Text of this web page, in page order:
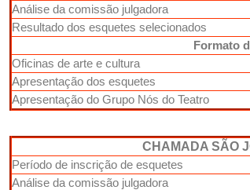
Análise da comissão julgadora
Resultado dos esquetes selecionados
Formato
Oficinas de arte e cultura
Apresentação dos esquetes
Apresentação do Grupo Nós do Teatro
CHAMADA SÃO
Período de inscrição de esquetes
Análise da comissão julgadora